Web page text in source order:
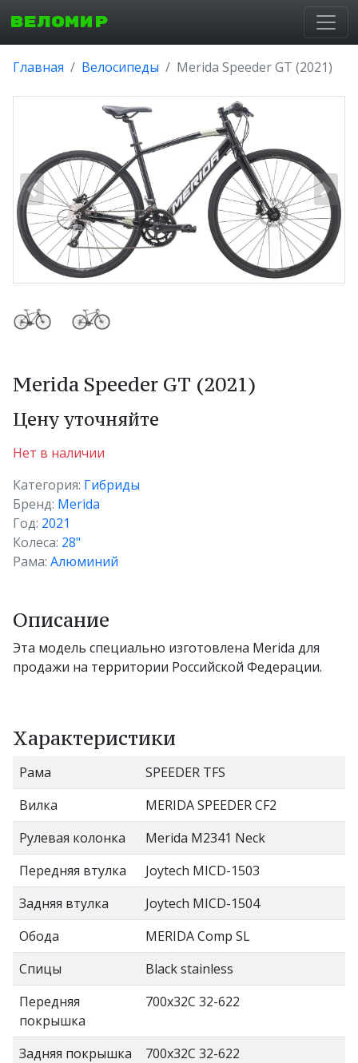
ВЕЛОМИР
Главная Велосипеды Merida Speeder GT (2021)
Merida Speeder GT (2021)
Цену уточняйте
Нет в наличии
Категория: Гибриды
Бренд: Merida
Год: 2021
Колеса: 28"
Рама: Алюминий
Описание
Эта модель специально изготовлена Merida для
продажи на территории Российской Федерации.
Характеристики
Рама
SPEEDER TFS
Вилка
MERIDA SPEEDER CF2
Рулевая колонка
Merida M2341 Neck
Передняя втулка
Joytech MICD-1503
Задняя втулка
Joytech MICD-1504
Обода
MERIDA Comp SL
Спицы
Black stainless
Передняя
покрышка
700x32C 32-622
Задняя покрышка
700x32C 32-622